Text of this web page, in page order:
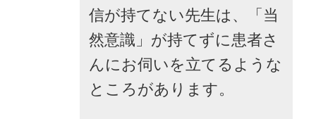
信が持てない先生は、「当
然意識」が持てずに患者さ
んにお伺いを立てるような
ところがあります。